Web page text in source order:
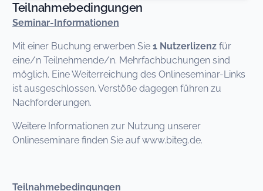
Teilnahmebedingungen
Seminar-Informationen
Mit einer Buchung erwerben Sie 1 Nutzerlizenz für
eine/n Teilnehmende/n. Mehrfachbuchungen sind
möglich. Eine Weiterreichung des Onlineseminar-Links
ist ausgeschlossen. Verstöße dagegen führen zu
Nachforderungen.
Weitere Informationen zur Nutzung unserer
Onlineseminare finden Sie auf www.biteg.de.
Teilnahmebedingungen